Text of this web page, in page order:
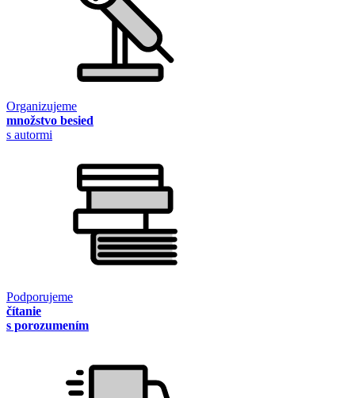
Organizujeme
množstvo besied
s autormi
Podporujeme
čítanie
s porozumením